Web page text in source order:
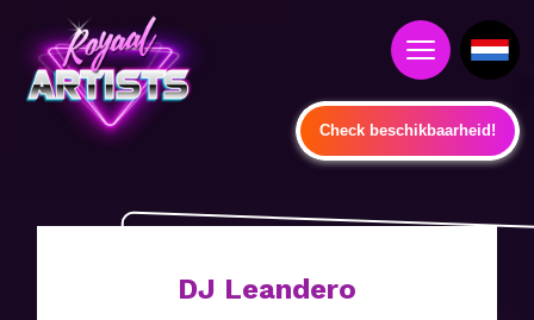
Check beschikbaarheid!
DJ Leandero